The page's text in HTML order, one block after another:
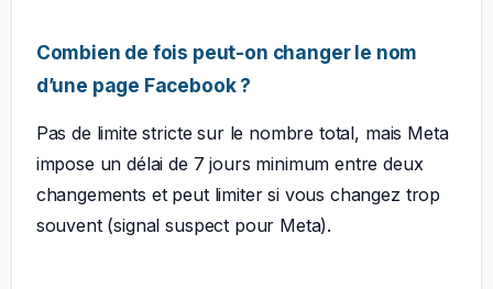
Combien de fois peut-on changer le nom
d’une page Facebook ?
Pas de limite stricte sur le nombre total, mais Meta
impose un délai de 7 jours minimum entre deux
changements et peut limiter si vous changez trop
souvent (signal suspect pour Meta).